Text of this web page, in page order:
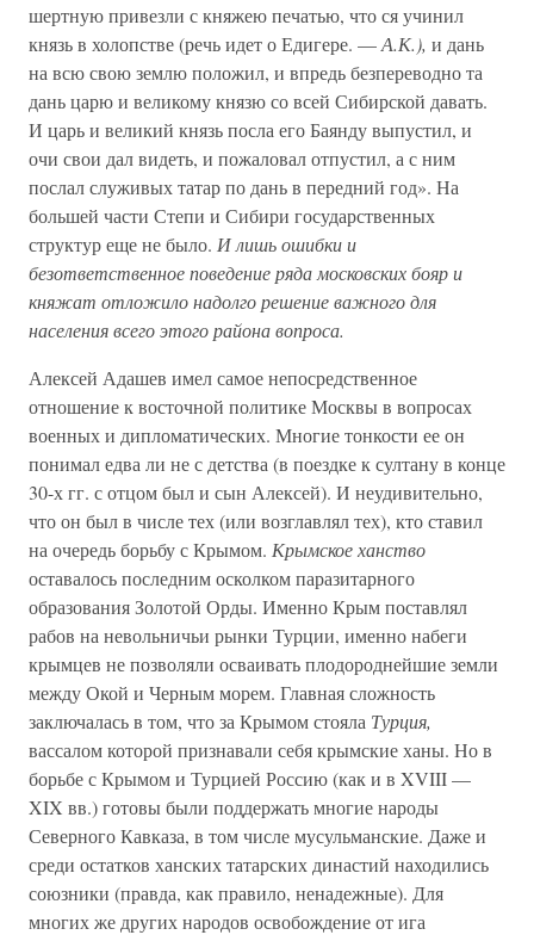
шертную привезли с княжею печатью, что ся учинил
князь в холопстве (речь идет о Едигере. —А.К.), и дань
на всю свою землю положил, и впредь безпереводно та
дань царю и великому князю со всей Сибирской давать.
И царь и великий князь посла его Баянду выпустил, и
очи свои дал видеть, и пожаловал отпустил, а с ним
послал служивых татар по дань в передний год». На
большей части Степи и Сибири государственных
структур еще не было. И лишь ошибки и
безответственное поведение ряда московских бояр и
княжат отложило надолго решение важного для
населения всего этого района вопроса.
Алексей Адашев имел самое непосредственное
отношение к восточной политике Москвы в вопросах
военных и дипломатических. Многие тонкости ее он
понимал едва ли не с детства (в поездке к султану в конце
30-х гг. с отцом был и сын Алексей). И неудивительно,
что он был в числе тех (или возглавлял тех), кто ставил
на очередь борьбу с Крымом. Крымское ханство
оставалось последним осколком паразитарного
образования Золотой Орды. Именно Крым поставлял
рабов на невольничьи рынки Турции, именно набеги
крымцев не позволяли осваивать плодороднейшие земли
между Окой и Черным морем. Главная сложность
заключалась в том, что за Крымом стояла Турция,
вассалом которой признавали себя крымские ханы. Но в
борьбе с Крымом и Турцией Россию (как и в XVIII —
XIX вв.) готовы были поддержать многие народы
Северного Кавказа, в том числе мусульманские. Даже и
среди остатков ханских татарских династий находились
союзники (правда, как правило, ненадежные). Для
многих же других народов освобождение от ига